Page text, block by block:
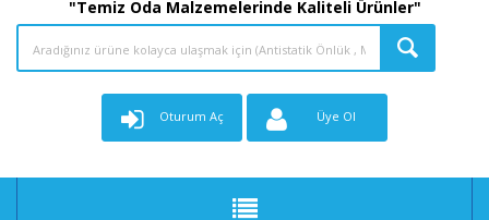
"Temiz Oda Malzemelerinde Kaliteli Ürünler"
Oturum Aç Üye Ol